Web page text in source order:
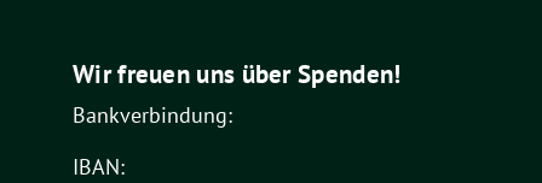
Wir freuen uns über Spenden!
Bankverbindung:
IBAN: